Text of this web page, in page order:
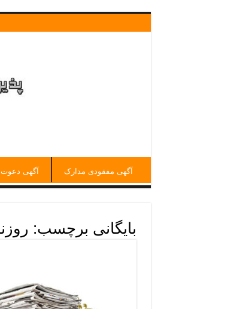
آگهی مفقودی مدارک آگهی
بایگانی برچسب: